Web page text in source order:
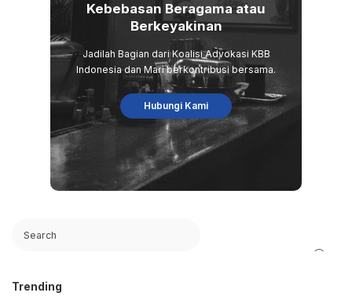
Kebebasan Beragama atau
Berkeyakinan
Jadilah Bagian dari Koalisi Advokasi KBB
Indonesia dan Mari berkontribusi bersama.
Hubungi Kami
Trending